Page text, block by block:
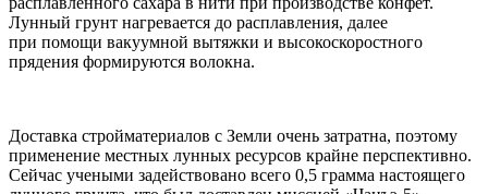
Лунный грунт нагревается до расплавления, далее
при помощи вакуумной вытяжки и высокоскоростного
прядения формируются волокна.
Доставка стройматериалов с Земли очень затратна, поэтому
применение местных лунных ресурсов крайне перспективно.
Сейчас учеными задействовано всего 0,5 грамма настоящего